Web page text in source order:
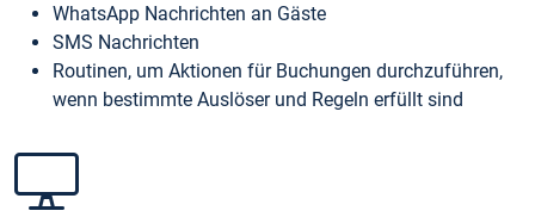
WhatsApp Nachrichten an Gäste
SMS Nachrichten
Routinen, um Aktionen für Buchungen durchzuführen,
wenn bestimmte Auslöser und Regeln erfüllt sind